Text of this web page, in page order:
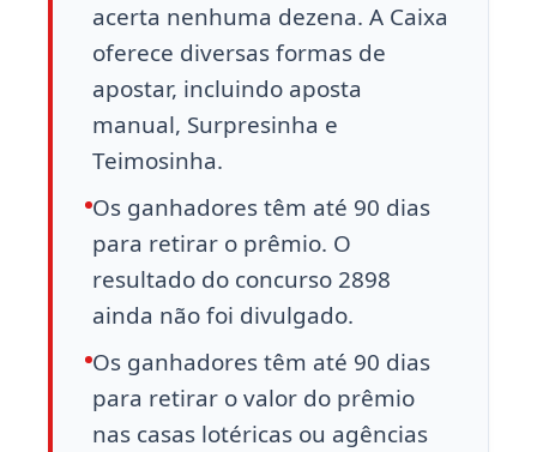
acerta nenhuma dezena. A Caixa
oferece diversas formas de
apostar, incluindo aposta
manual, Surpresinha e
Teimosinha.
Os ganhadores têm até 90 dias
para retirar o prêmio. O
resultado do concurso 2898
ainda não foi divulgado.
Os ganhadores têm até 90 dias
para retirar o valor do prêmio
nas casas lotéricas ou agências